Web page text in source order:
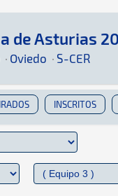
de Asturias
· Oviedo · S-CER
· S-CER:
INSCRITOS